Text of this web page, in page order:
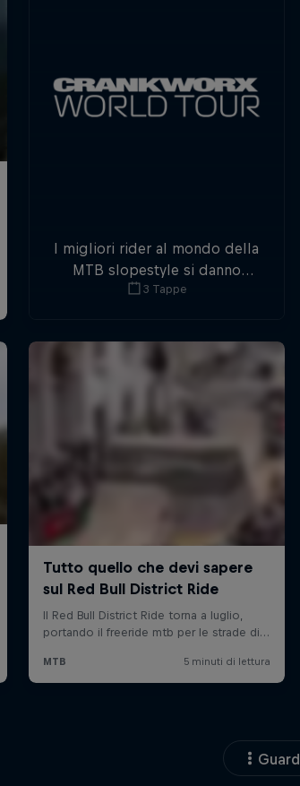
I migliori rider al mondo della
MTB slopestyle si danno
battaglia in Nuova Zelanda,
3 Tappe